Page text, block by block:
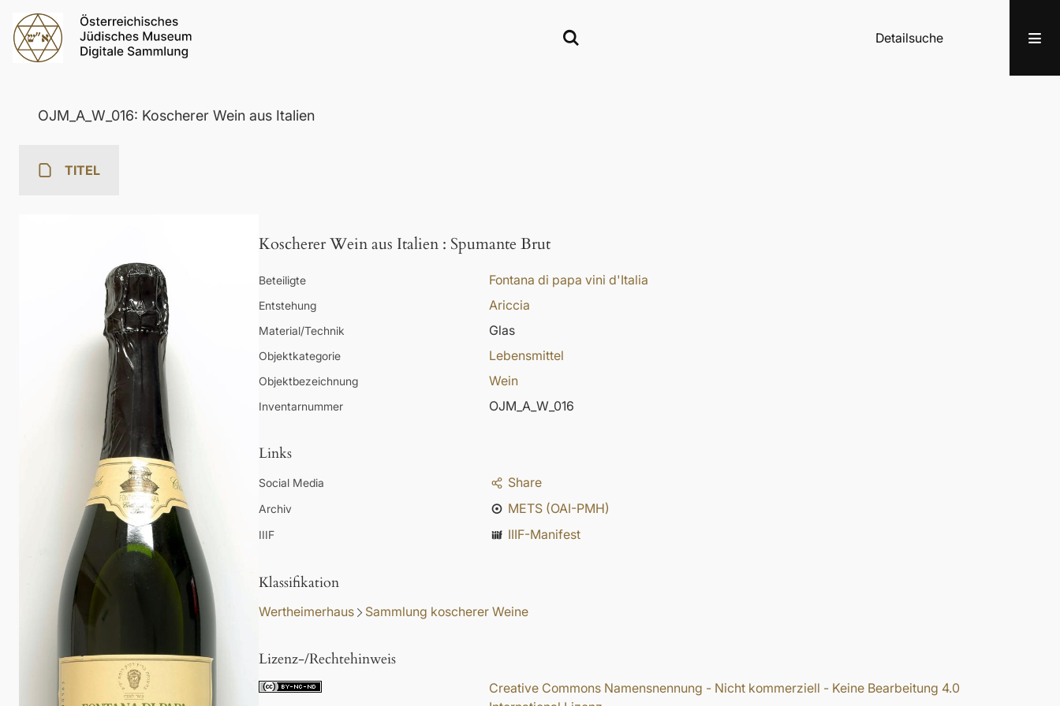
Detailsuche
OJM_A_W_016: Koscherer Wein aus Italien
TITEL
Koscherer Wein aus Italien : Spumante Brut
Beteiligte Fontana di papa vini d'Italia
Entstehung Ariccia
Material/Technik Glas
Objektkategorie Lebensmittel
Objektbezeichnung Wein
Inventarnummer OJM_A_W_016
Links
Social Media Share
Archiv METS (OAI-PMH)
IIIF IIIF-Manifest
Klassifikation
Wertheimerhaus Sammlung koscherer Weine
Lizenz-/Rechtehinweis
Creative Commons Namensnennung - Nicht kommerziell - Keine Bearbeitung 4.0